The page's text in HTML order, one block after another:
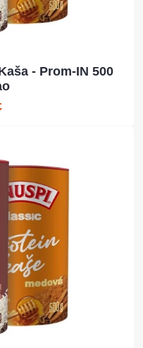
- Prom-IN 500